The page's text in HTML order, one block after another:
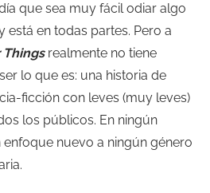
que sea muy fácil odiar algo
está en todas partes. Pero a
Thingsrealmente no tiene
lo que es: una historia de
ficción con leves (muy leves)
los públicos. En ningún
nuevo a ningún género